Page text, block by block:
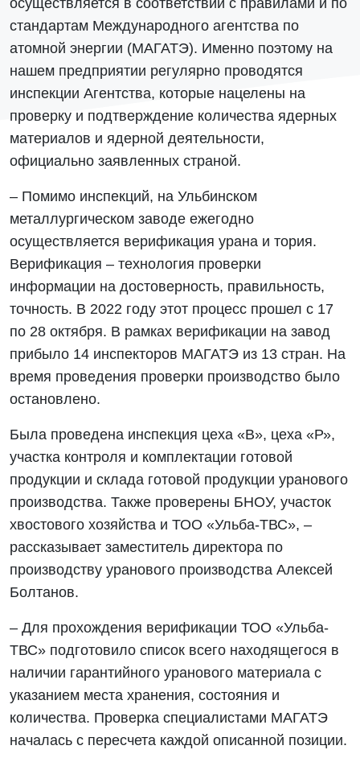
осуществляется в соответствии с правилами и по
стандартам Международного агентства по
атомной энергии (МАГАТЭ). Именно поэтому на
нашем предприятии регулярно проводятся
инспекции Агентства, которые нацелены на
проверку и подтверждение количества ядерных
материалов и ядерной деятельности,
официально заявленных страной.
– Помимо инспекций, на Ульбинском
металлургическом заводе ежегодно
осуществляется верификация урана и тория.
Верификация – технология проверки
информации на достоверность, правильность,
точность. В 2022 году этот процесс прошел с 17
по 28 октября. В рамках верификации на завод
прибыло 14 инспекторов МАГАТЭ из 13 стран. На
время проведения проверки производство было
остановлено.
Была проведена инспекция цеха «В», цеха «Р»,
участка контроля и комплектации готовой
продукции и склада готовой продукции уранового
производства. Также проверены БНОУ, участок
хвостового хозяйства и ТОО «Ульба-ТВС», –
рассказывает заместитель директора по
производству уранового производства Алексей
Болтанов.
– Для прохождения верификации ТОО «Ульба-
ТВС» подготовило список всего находящегося в
наличии гарантийного уранового материала с
указанием места хранения, состояния и
количества. Проверка специалистами МАГАТЭ
началась с пересчета каждой описанной позиции.